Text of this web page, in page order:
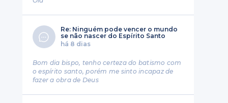
Re: Ninguém pode vencer o mundo
se não nascer do Espírito Santo
há 8 dias
Bom dia bispo, tenho certeza do batismo com
o espírito santo, porém me sinto incapaz de
fazer a obra de Deus